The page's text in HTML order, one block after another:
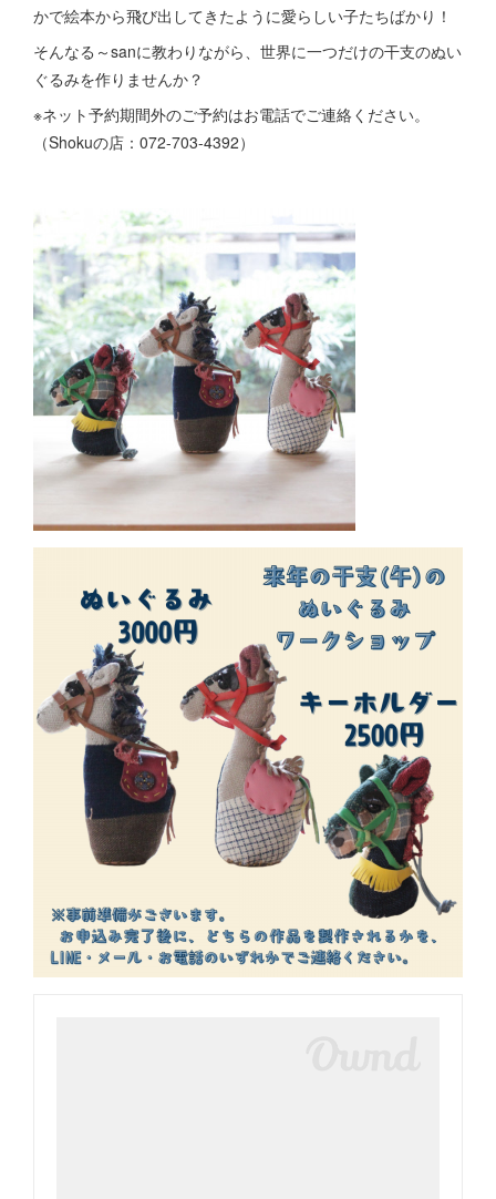
かで絵本から飛び出してきたように愛らしい子たちばかり！
そんなる～sanに教わりながら、世界に一つだけの干支のぬい
ぐるみを作りませんか？
※ネット予約期間外のご予約はお電話でご連絡ください。
（Shokuの店：072-703-4392）